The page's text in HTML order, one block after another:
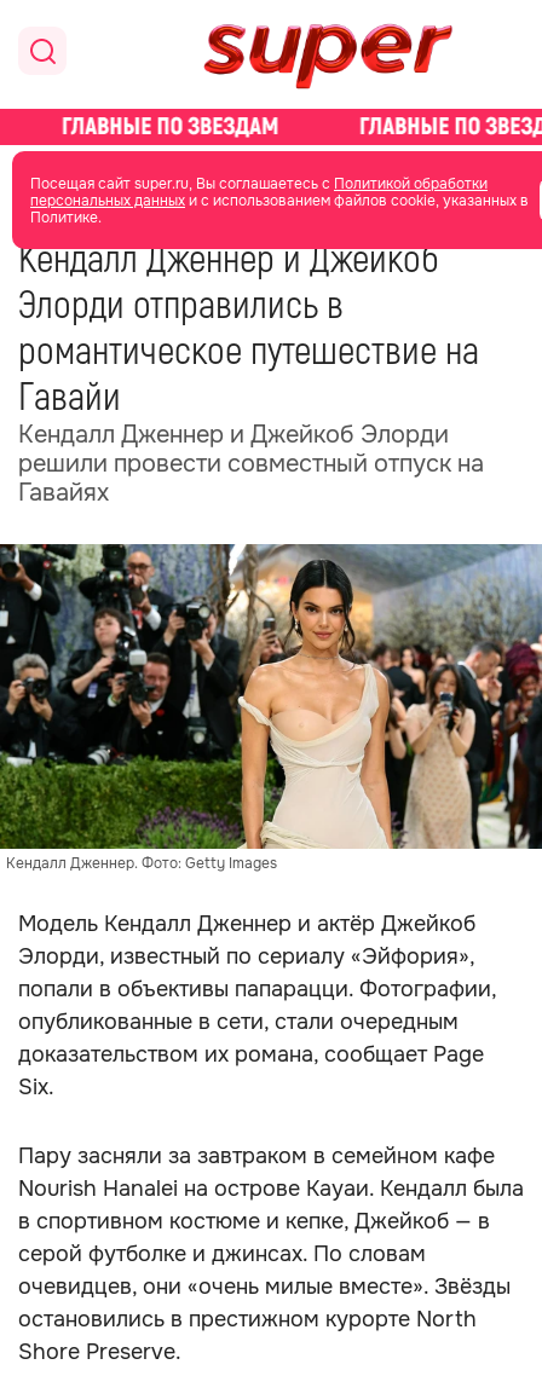
Посещая сайт super.ru, Вы соглашаетесь с Политикой обработки
персональных данныхи с использованием файлов cookie, указанных в
Политике.
главная новости о звездах новости
16 мая 19:07
Кендалл Дженнер и Джейкоб
Элорди отправились в
романтическое путешествие на
Гавайи
Кендалл Дженнер и Джейкоб Элорди
решили провести совместный отпуск на
Гавайях
Кендалл Дженнер. Фото: Getty Images
Модель Кендалл Дженнер и актёр Джейкоб
Элорди, известный по сериалу «Эйфория»,
попали в объективы папарацци. Фотографии,
опубликованные в сети, стали очередным
доказательством их романа, сообщает Page
Six.
Пару засняли за завтраком в семейном кафе
Nourish Hanalei на острове Кауаи. Кендалл была
в спортивном костюме и кепке, Джейкоб — в
серой футболке и джинсах. По словам
очевидцев, они «очень милые вместе». Звёзды
остановились в престижном курорте North
Shore Preserve.